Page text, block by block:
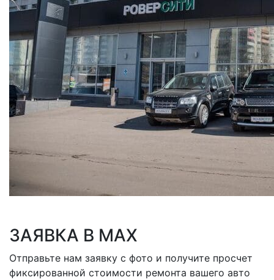
ЗАЯВКА В MAX
Отправьте нам заявку с фото и получите просчет
фиксированной стоимости ремонта вашего авто